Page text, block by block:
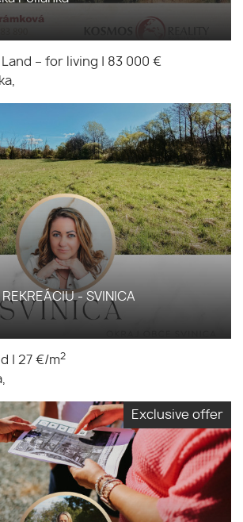
Land – for living
83 000 €
- SVINICA
27 €/m2
Exclusive offer